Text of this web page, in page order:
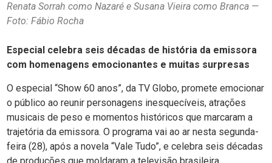
Renata Sorrah como Nazaré e Susana Vieira como Branca —
Foto: Fábio Rocha
Especial celebra seis décadas de história da emissora
com homenagens emocionantes e muitas surpresas
O especial “Show 60 anos”, da TV Globo, promete emocionar
o público ao reunir personagens inesquecíveis, atrações
musicais de peso e momentos históricos que marcaram a
trajetória da emissora. O programa vai ao ar nesta segunda-
feira (28), após a novela “Vale Tudo”, e celebra seis décadas